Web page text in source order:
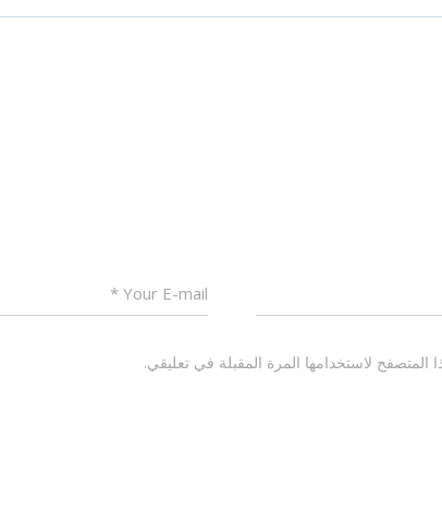
لاستخدامها المرة المقبلة في تعليقي.